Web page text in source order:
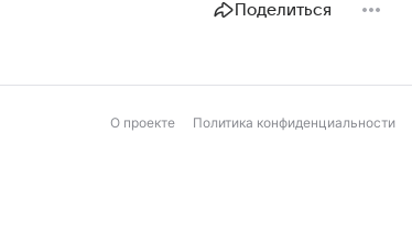
Поделиться
О проекте Политика конфиденциальности